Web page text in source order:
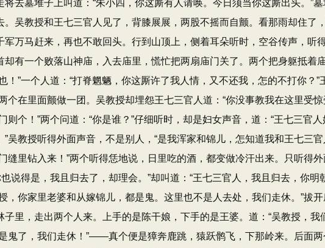
去墓堆子上叫道：​“朱小四，你这厮有人请唤。今日须当你这厮出头。​”
。吴教授和王七三官人见了，背膝展展，两股不摇而自颤。看那雨却住了
军万马赶来，再也不敢回头。行到山顶上，侧着耳朵听时，空谷传声，
却有一个败落山神庙，入去庙里，慌忙把两扇庙门关了。两个把身躯抵
！”一个人道：​“打脊魍魉，你这厮许了我人情，又不还我，怎的不打你？​
个在里面颤做一团。吴教授却埋怨王七三官人道：​“你没事教我在这里
则个！”两个问道：​“你是谁？​”仔细听时，却是妇女声音，道：​“王七三官
吴教授听得外面声音，不是别人，​“是我浑家和锦儿，怎知道我和王七三
缝里钻入来！”两个听得恁地说，日里吃的酒，都变做冷汗出来。只听得
也说得是，我且归去了，却理会。​”却叫道：​“王七三官人，我且归去，你
，你家里老婆和从嫁锦儿，都是鬼。这里也不是人去处，我们走休。​”拔
里，走出两个人来。上手的是陈干娘，下手的是王婆。道：​“吴教授，
鬼了，我们走休！”——真个便是獐奔鹿跳，猿跃鹘飞，下那岭来。后面